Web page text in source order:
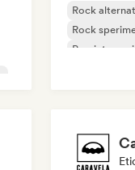
Rock
Rock
Pop